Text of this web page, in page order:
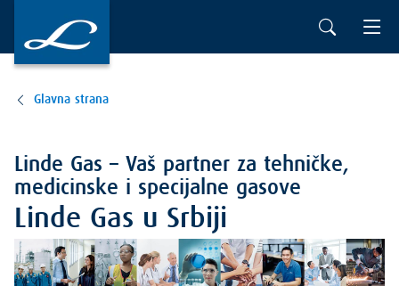
Glavna strana
Linde Gas – Vaš partner za tehničke,
medicinske i specijalne gasove
Linde Gas u Srbiji